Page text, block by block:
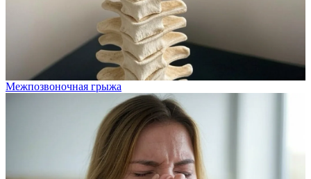
Межпозвоночная грыжа